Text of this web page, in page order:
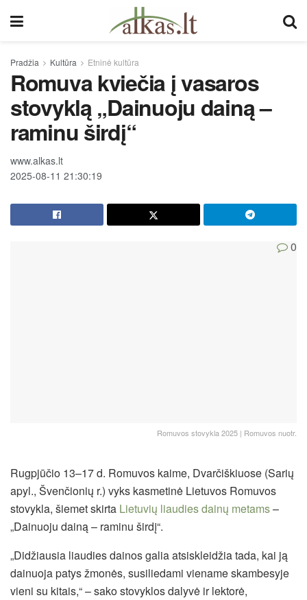
Pradžia Kultūra Etninė kultūra
Romuva kviečia į vasaros
stovyklą „Dainuoju dainą –
raminu širdį“
www.alkas.lt
2025-08-11 21:30:19
0
Romuvos stovykla 2025 | Romuvos nuotr.
Rugpjūčio 13–17 d. Romuvos kaime, Dvarčiškiuose (Sarių
apyl., Švenčionių r.) vyks kasmetinė Lietuvos Romuvos
stovykla, šiemet skirta Lietuvių liaudies dainų metams–
„Dainuoju dainą – raminu širdį“.
„Didžiausia liaudies dainos galia atsiskleidžia tada, kai ją
dainuoja patys žmonės, susiliedami viename skambesyje
vieni su kitais,“ – sako stovyklos dalyvė ir lektorė,